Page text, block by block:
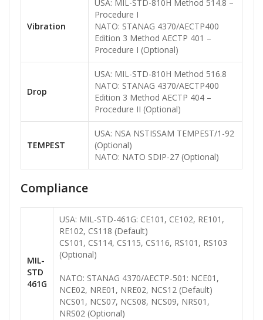
Vibration
USA: MIL-STD-810H Method 514.8 –
Procedure I
NATO: STANAG 4370/AECTP400
Edition 3 Method AECTP 401 –
Procedure I (Optional)
Drop
USA: MIL-STD-810H Method 516.8
NATO: STANAG 4370/AECTP400
Edition 3 Method AECTP 404 –
Procedure II (Optional)
TEMPEST
USA: NSA NSTISSAM TEMPEST/1-92
(Optional)
NATO: NATO SDIP-27 (Optional)
Compliance
MIL-
STD
461G
USA: MIL-STD-461G: CE101, CE102, RE101,
RE102, CS118 (Default)
CS101, CS114, CS115, CS116, RS101, RS103
(Optional)
NATO: STANAG 4370/AECTP-501: NCE01,
NCE02, NRE01, NRE02, NCS12 (Default)
NCS01, NCS07, NCS08, NCS09, NRS01,
NRS02 (Optional)